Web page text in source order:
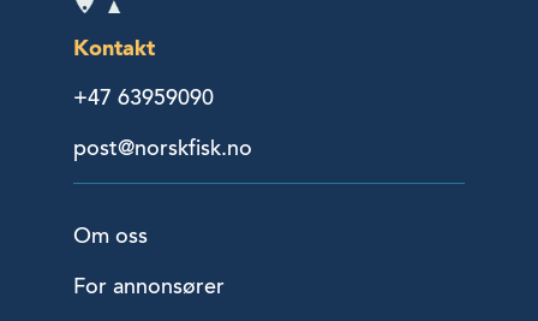
Kontakt
+47 63959090
post@norskfisk.no
Om oss
For annonsører